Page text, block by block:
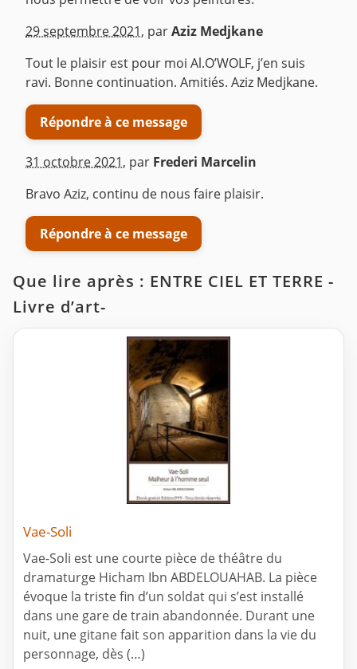
^
29 septembre 2021, parAziz Medjkane
Tout le plaisir est pour moi Al.O’WOLF, j’en suis
ravi. Bonne continuation. Amitiés. Aziz Medjkane.
Répondre à ce message
31 octobre 2021, par Frederi Marcelin
Bravo Aziz, continu de nous faire plaisir.
Répondre à ce message
Que lire après : ENTRE CIEL ET TERRE -
Livre d’art-
Vae-Soli
Vae-Soli est une courte pièce de théâtre du
dramaturge Hicham Ibn ABDELOUAHAB. La pièce
évoque la triste fin d’un soldat qui s’est installé
dans une gare de train abandonnée. Durant une
nuit, une gitane fait son apparition dans la vie du
personnage, dès (…)